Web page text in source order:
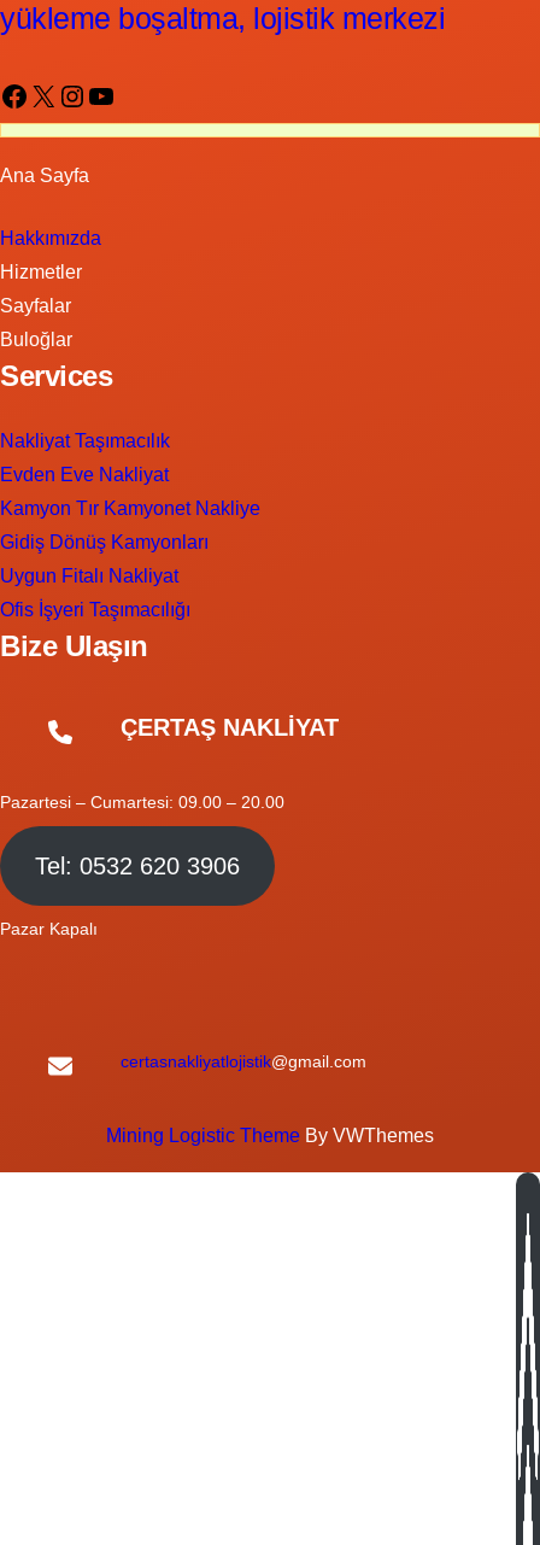
yükleme boşaltma, lojistik merkezi
Facebook X Instagram YouTube
Ana Sayfa
Hakkımızda
Hizmetler
Sayfalar
Buloğlar
Services
Nakliyat Taşımacılık
Evden Eve Nakliyat
Kamyon Tır Kamyonet Nakliye
Gidiş Dönüş Kamyonları
Uygun Fitalı Nakliyat
Ofis İşyeri Taşımacılığı
Bize Ulaşın
ÇERTAŞ NAKLİYAT
Pazartesi – Cumartesi: 09.00 – 20.00
Tel: 0532 620 3906
Pazar Kapalı
certasnakliyatlojistik@gmail.com
Mining Logistic Theme By VWThemes